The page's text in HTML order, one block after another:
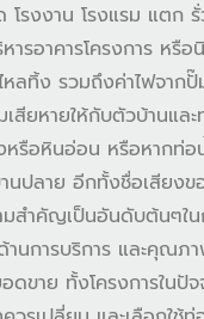
โรงงาน โรงแรม แตก
รอาคารโครงการ หรือ
หลทิ้ง รวมถึงค่าไฟจา
เสียหายให้กับตัวบ้านแล
รือหินอ่อน หรือหากท่อ
ปลาย อีกทั้งชื่อเสียงข
มสำคัญเป็นอันดับต้นๆใ
านการบริการ และคุณภ
าย ทั้งโครงการในปัจ